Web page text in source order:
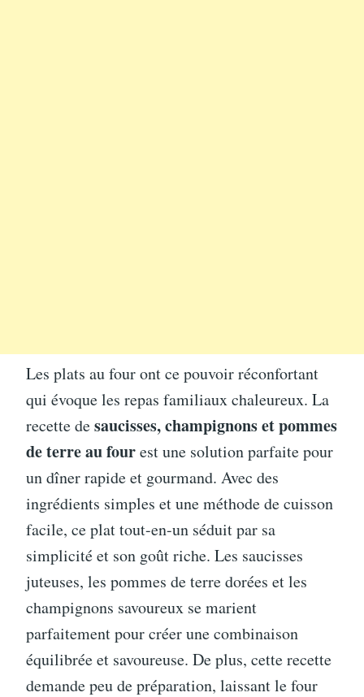
Les plats au four ont ce pouvoir réconfortant
qui évoque les repas familiaux chaleureux. La
recette desaucisses, champignons et pommes
de terre au fourest une solution parfaite pour
un dîner rapide et gourmand. Avec des
ingrédients simples et une méthode de cuisson
facile, ce plat tout-en-un séduit par sa
simplicité et son goût riche. Les saucisses
juteuses, les pommes de terre dorées et les
champignons savoureux se marient
parfaitement pour créer une combinaison
équilibrée et savoureuse. De plus, cette recette
demande peu de préparation, laissant le four